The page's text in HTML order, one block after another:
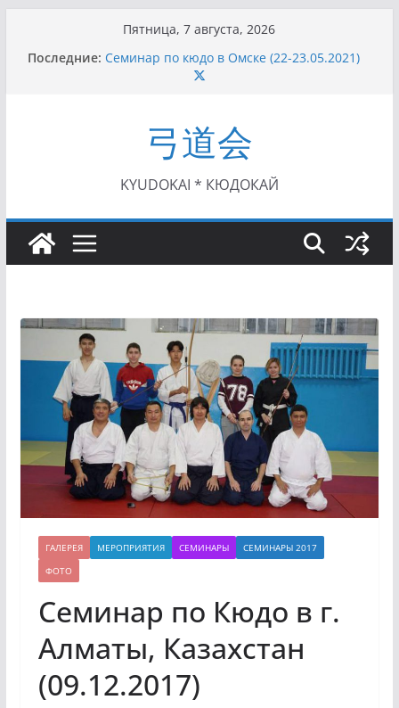
содержимому
Пятница, 7 августа, 2026
Последние: Семинар по кюдо в Омске (22-23.05.2021)
Чемпионат Росcии, Дёмино (2-5.09.2021)
II Кубок Посла Японии в России по Кюдо,
Орёл (25.07.2021)
I этап Кубка Московской области по Кюдо /
Сейдокан II (27.06.2021)
弓道会
KYUDOKAI * КЮДОКАЙ
ГАЛЕРЕЯ МЕРОПРИЯТИЯ СЕМИНАРЫ
СЕМИНАРЫ 2017
ФОТО
Семинар по Кюдо в г.
Алматы, Казахстан
(09.12.2017)